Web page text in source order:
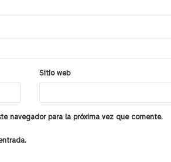
Sitio web
navegador para la próxima vez que comente.